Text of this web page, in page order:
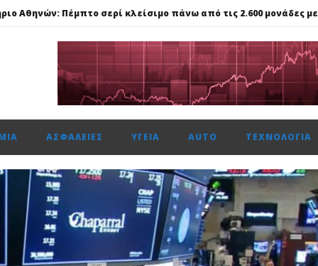
φορά πάνω από 2 εκατ. επιβάτες τον Ιούλιο
Cenergy άνοδο 3,21%, Metlen 2,88%, στις 2.608 μον. τζίρο 320
ΑΣΦΆΛΕΙΕΣ ΥΓΕΊΑ AUTO ΤΕΧΝΟΛΟΓΊΑ